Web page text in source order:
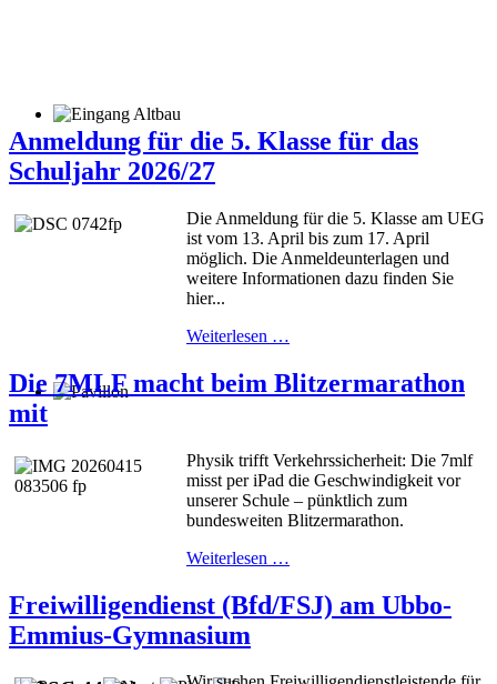
Anmeldung für die 5. Klasse für das
Schuljahr 2026/27
Die Anmeldung für die 5. Klasse am UEG
ist vom 13. April bis zum 17. April
möglich. Die Anmeldeunterlagen und
weitere Informationen dazu finden Sie
hier...
Weiterlesen …
Die 7MLF macht beim Blitzermarathon
mit
Physik trifft Verkehrssicherheit: Die 7mlf
misst per iPad die Geschwindigkeit vor
unserer Schule – pünktlich zum
bundesweiten Blitzermarathon.
Weiterlesen …
Freiwilligendienst (Bfd/FSJ) am Ubbo-
Emmius-Gymnasium